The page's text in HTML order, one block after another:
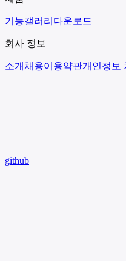
기능갤러리 다운로드
회사 정보
소개 채용이용약관개인정보
github